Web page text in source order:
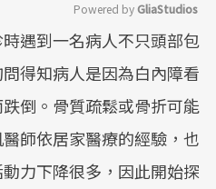
Mute
Powered by GliaStudios
遇到一名病人不只頭部包
得知病人是因為白內障看
倒。骨質疏鬆或骨折可能
師依居家醫療的經驗，也
力下降很多，因此開始探